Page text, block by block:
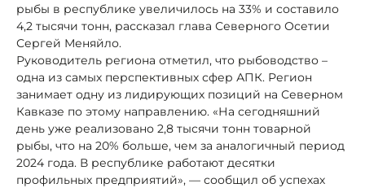
рыбы в республике увеличилось на 33% и составило
4,2 тысячи тонн, рассказал глава Северного Осетии
Сергей Меняйло.
Руководитель региона отметил, что рыбоводство –
одна из самых перспективных сфер АПК. Регион
занимает одну из лидирующих позиций на Северном
Кавказе по этому направлению. «На сегодняшний
день уже реализовано 2,8 тысячи тонн товарной
рыбы, что на 20% больше, чем за аналогичный период
2024 года. В республике работают десятки
профильных предприятий», — сообщил об успехах